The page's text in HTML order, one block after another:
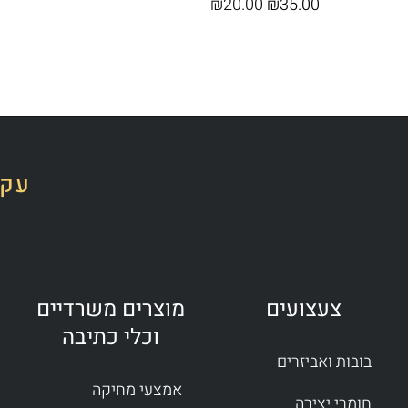
₪35.00
₪20.00
צעצועים
בובות ואביזרים
מוצרים משרדיים
וכלי כתיבה
אמצעי מחיקה